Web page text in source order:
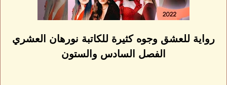
رواية للعشق وجوه كثيرة للكاتبة نورهان العشري
الفصل السادس والستون